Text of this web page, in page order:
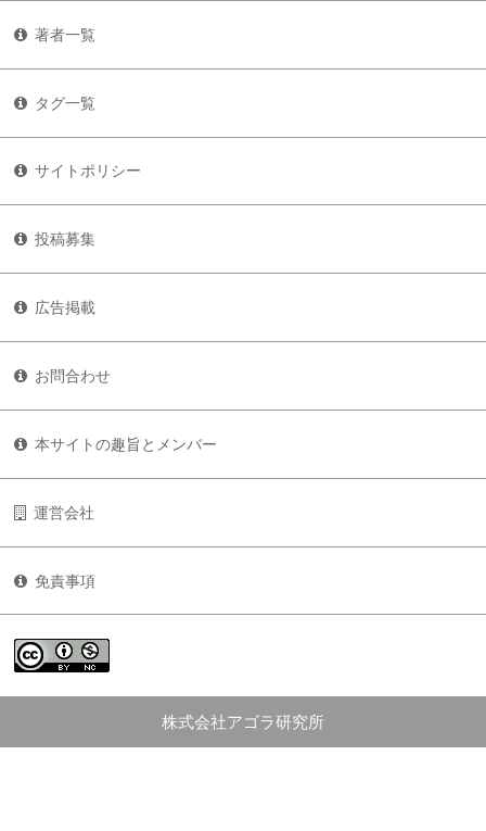
著者一覧
タグ一覧
サイトポリシー
投稿募集
広告掲載
お問合わせ
本サイトの趣旨とメンバー
運営会社
免責事項
株式会社アゴラ研究所